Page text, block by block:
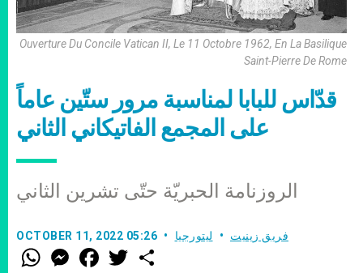
Ouverture Du Concile Vatican II, Le 11 Octobre 1962, En La Basilique
Saint-Pierre De Rome
قدّاس للبابا لمناسبة مرور ستّين عاماً
على المجمع الفاتيكاني الثاني
الروزنامة الحبريّة حتّى تشرين الثاني
OCTOBER 11, 2022 05:26 فريق زينيت ليتورجيا
W
h
M
e
F
a w